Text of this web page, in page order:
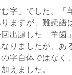
字」でした。「
ますが、難読語
出題した「羊歯
りましたが、あ
字自体ではなく
えました。